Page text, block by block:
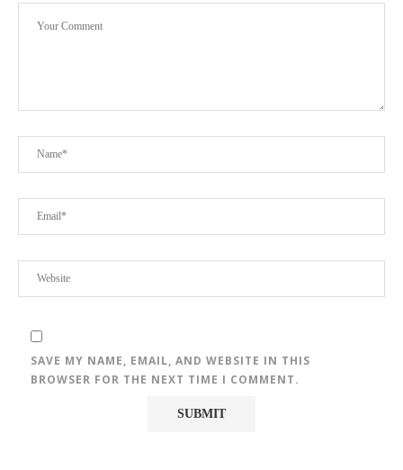
SAVE MY NAME, EMAIL, AND WEBSITE IN THIS
BROWSER FOR THE NEXT TIME I COMMENT.